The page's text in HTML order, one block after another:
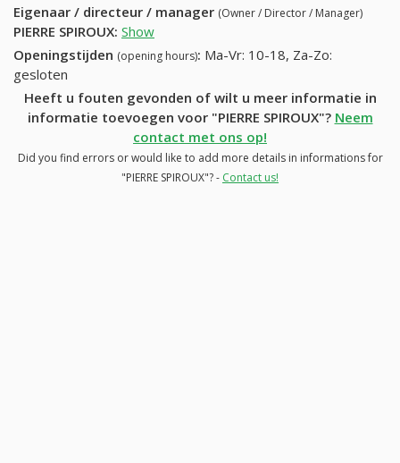
Eigenaar / directeur / manager (Owner / Director / Manager)
PIERRE SPIROUX: Show
Openingstijden (opening hours): Ma-Vr: 10-18, Za-Zo:
gesloten
Heeft u fouten gevonden of wilt u meer informatie in
informatie toevoegen voor "PIERRE SPIROUX"? Neem
contact met ons op!
Did you find errors or would like to add more details in informations for
"PIERRE SPIROUX"? - Contact us!